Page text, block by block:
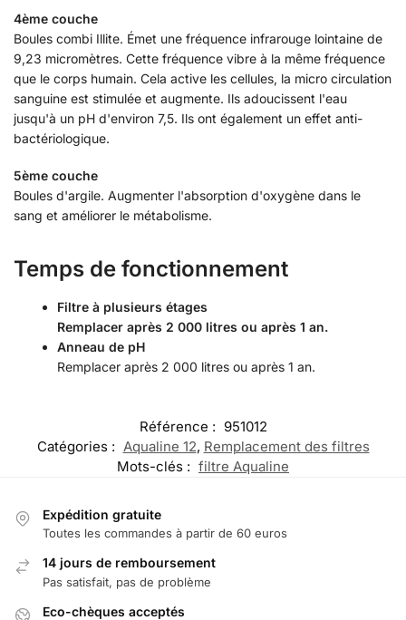
4ème couche
Boules combi Illite. Émet une fréquence infrarouge lointaine de
9,23 micromètres. Cette fréquence vibre à la même fréquence
que le corps humain. Cela active les cellules, la micro circulation
sanguine est stimulée et augmente. Ils adoucissent l'eau
jusqu'à un pH d'environ 7,5. Ils ont également un effet anti-
bactériologique.
5ème couche
Boules d'argile. Augmenter l'absorption d'oxygène dans le
sang et améliorer le métabolisme.
Temps de fonctionnement
Filtre à plusieurs étages
Remplacer après 2 000 litres ou après 1 an.
Anneau de pH
Remplacer après 2 000 litres ou après 1 an.
Référence : 951012
Catégories : Aqualine 12, Remplacement des filtres
Mots-clés : filtre Aqualine
Expédition gratuite
Toutes les commandes à partir de 60 euros
14 jours de remboursement
Pas satisfait, pas de problème
Eco-chèques acceptés